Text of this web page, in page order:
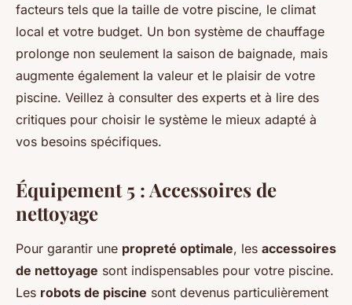
facteurs tels que la taille de votre piscine, le climat
local et votre budget. Un bon système de chauffage
prolonge non seulement la saison de baignade, mais
augmente également la valeur et le plaisir de votre
piscine. Veillez à consulter des experts et à lire des
critiques pour choisir le système le mieux adapté à
vos besoins spécifiques.
Équipement 5 : Accessoires de
nettoyage
Pour garantir une propreté optimale, les accessoires
de nettoyage sont indispensables pour votre piscine.
Les robots de piscine sont devenus particulièrement